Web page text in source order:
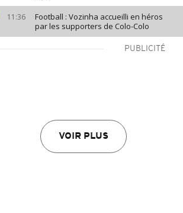
11:36
Football : Vozinha accueilli en héros
par les supporters de Colo-Colo
PUBLICITÉ
VOIR PLUS